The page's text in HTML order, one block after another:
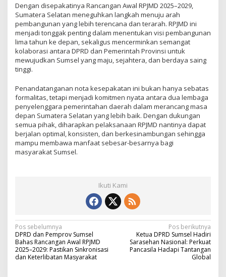
Dengan disepakatinya Rancangan Awal RPJMD 2025–2029,
Sumatera Selatan meneguhkan langkah menuju arah
pembangunan yang lebih terencana dan terarah. RPJMD ini
menjadi tonggak penting dalam menentukan visi pembangunan
lima tahun ke depan, sekaligus mencerminkan semangat
kolaborasi antara DPRD dan Pemerintah Provinsi untuk
mewujudkan Sumsel yang maju, sejahtera, dan berdaya saing
tinggi.
Penandatanganan nota kesepakatan ini bukan hanya sebatas
formalitas, tetapi menjadi komitmen nyata antara dua lembaga
penyelenggara pemerintahan daerah dalam merancang masa
depan Sumatera Selatan yang lebih baik. Dengan dukungan
semua pihak, diharapkan pelaksanaan RPJMD nantinya dapat
berjalan optimal, konsisten, dan berkesinambungan sehingga
mampu membawa manfaat sebesar-besarnya bagi
masyarakat Sumsel.
Ikuti Kami
N
a
v
Pos sebelumnya
DPRD dan Pemprov Sumsel
Bahas Rancangan Awal RPJMD
2025–2029: Pastikan Sinkronisasi
dan Keterlibatan Masyarakat
Pos berikutnya
Ketua DPRD Sumsel Hadiri
Sarasehan Nasional: Perkuat
Pancasila Hadapi Tantangan
Global